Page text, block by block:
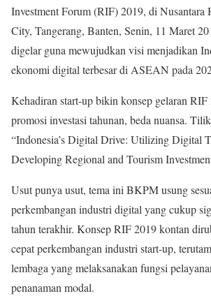
Investment Forum (RIF) 2019, di
City, Tangerang, Banten, Senin, 11 Maret
digelar guna mewujudkan visi menjadikan
ekonomi digital terbesar di ASEAN pada
Kehadiran start-up bikin konsep gelaran RIF
promosi investasi tahunan, beda nuansa.
“Indonesia’s Digital Drive: Utilizing Digital
Developing Regional and Tourism
Usut punya usut, tema ini BKPM usung
perkembangan industri digital yang cukup
tahun terakhir. Konsep RIF 2019 kontan
cepat perkembangan industri start-up,
lembaga yang melaksanakan fungsi
penanaman modal.